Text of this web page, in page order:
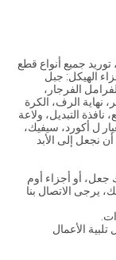
متخصصة في قطع غيار السيارات منذ 2002، توريد جميع أنواع قطع
الهيكل: جبل
الفرجار،
نهاية الرف، الكرة
نافذة التبديل، ولاعة
ل أكورد، سيفيك،
نجعل إلى الأبد
أو أجزاء أوم
يرجى الاتصال بنا
من أجل تلبية الأعمال